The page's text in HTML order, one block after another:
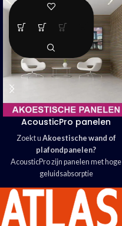
AcousticPro panelen
Zoekt u Akoestische wand of
plafondpanelen?
AcousticPro zijn panelen met hoge
geluidsabsorptie
Wij bedrukken de panelen met uw
design voor een mooi interieur
de panelen zijn voorzien van een
eenvoudig te monteren frame